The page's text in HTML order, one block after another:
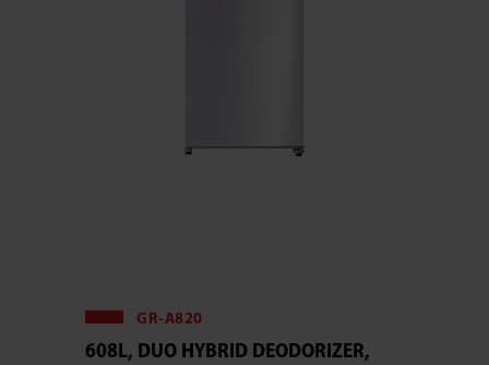
GR-A820
608L, DUO HYBRID DEODORIZER,